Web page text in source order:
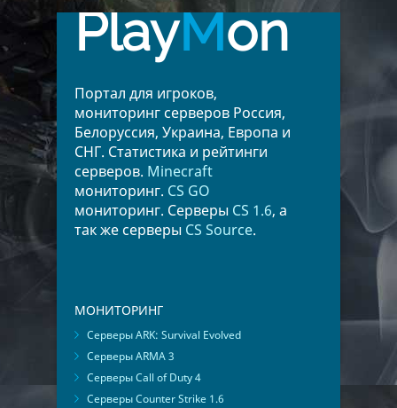
PlayMon
Портал для игроков,
мониторинг серверов Россия,
Белоруссия, Украина, Европа и
СНГ. Статистика и рейтинги
серверов. Minecraft
мониторинг. CS GO
мониторинг. Серверы CS 1.6, а
так же серверы CS Source.
МОНИТОРИНГ
Серверы ARK: Survival Evolved
Серверы ARMA 3
Серверы Call of Duty 4
Серверы Counter Strike 1.6